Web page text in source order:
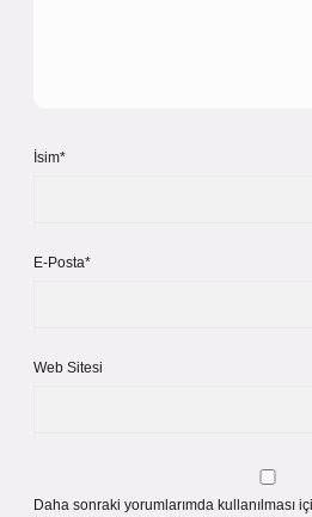
İsim*
E-Posta*
Web Sitesi
Daha sonraki yorumlarımda kullanılması